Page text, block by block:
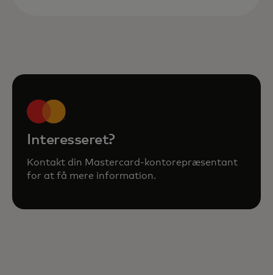
Interesseret?
Kontakt din Mastercard-kontorepræsentant
for at få mere information.